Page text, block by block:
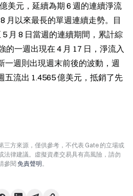
美元，延續為期 6 週的連續淨流
月以來最長的單週連續走勢。目
月 8 日當週的連續期間，累計綜
的一週出現在 4 月 17 日，淨流入
一週則出現週末前後的波動，週
五流出 1.4565 億美元，抵銷了先
三方來源，僅供參考，不代表 Gate 的立場或
法律建議。虛擬資產交易具有高風險，請勿
參閱 免責聲明。